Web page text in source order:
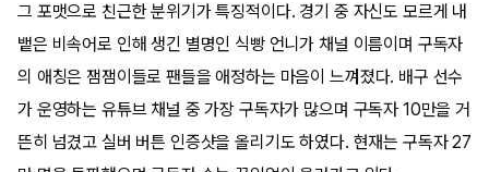
그 포맷으로 친근한 분위기가 특징적이다. 경기 중 자신도 모르게 내
뱉은 비속어로 인해 생긴 별명인 식빵 언니가 채널 이름이며 구독자
의 애칭은 잼잼이들로 팬들을 애정하는 마음이 느껴졌다. 배구 선수
가 운영하는 유튜브 채널 중 가장 구독자가 많으며 구독자 10만을 거
뜬히 넘겼고 실버 버튼 인증샷을 올리기도 하였다. 현재는 구독자 27